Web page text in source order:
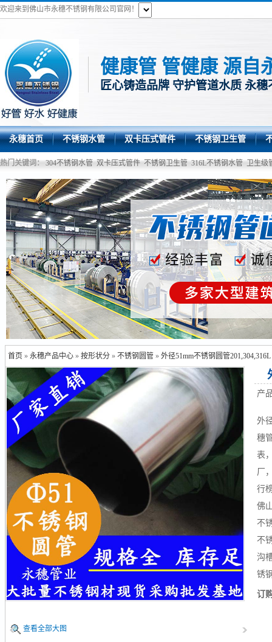
欢迎来到佛山市永穗不锈钢有限公司官网！
健康管 管健康 源自
匠心铸造品牌 守护管道水质 永穗
永穗首页 不锈钢水管 双卡压式管件 不锈钢卫生管
热门关键词： 304不锈钢水管 双卡压式管件 不锈钢卫生管 316L不锈钢水管 卫生级
首页 »永穗产品中心 »按形状分 »不锈钢圆管 »外径51mm不锈钢圆管201,304,316L
查看全部大图
产
外
穗
表
厂
行
佛
不
不
沟
锈
订